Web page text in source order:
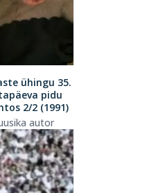
ühingu 35.
pidu
2/2 (1991)
autor